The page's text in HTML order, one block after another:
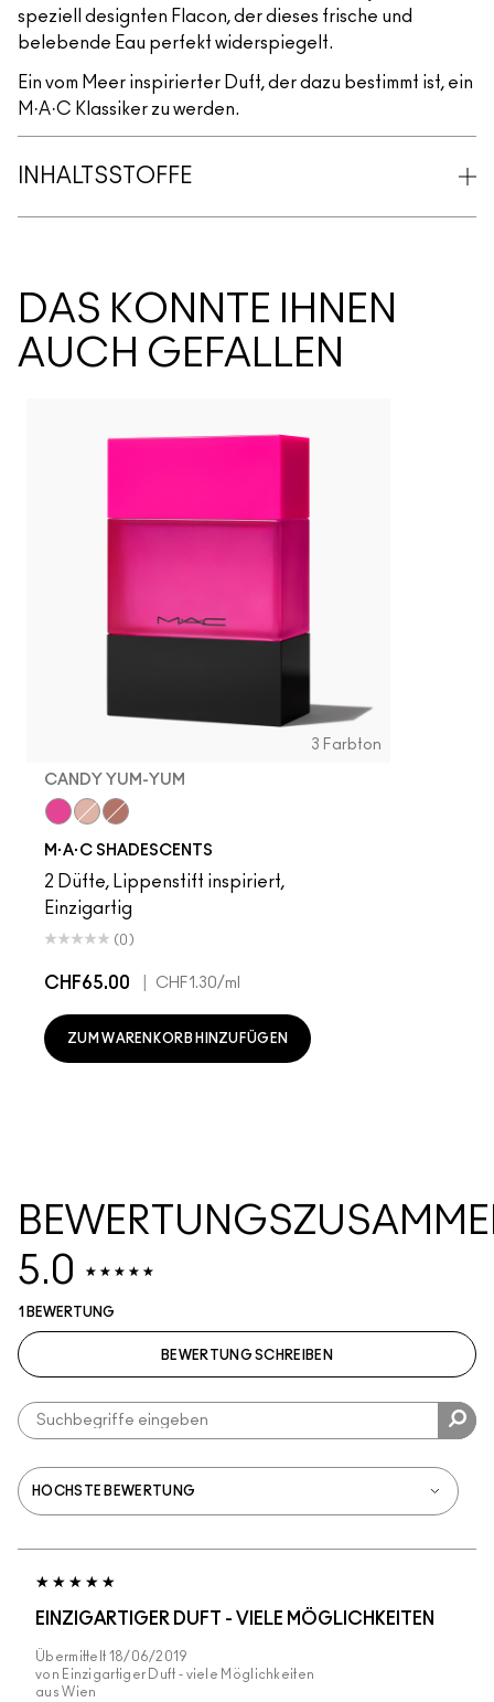
speziell designten Flacon, der dieses frische und
belebende Eau perfekt widerspiegelt.
Ein vom Meer inspirierter Duft, der dazu bestimmt ist, ein
M·A·C Klassiker zu werden.
INHALTSSTOFFE
DAS KÖNNTE IHNEN
AUCH GEFALLEN
3 Farbton
CANDY YUM-YUM
M·A·C SHADESCENTS
2 Düfte, Lippenstift inspiriert,
Einzigartig
(0)
CHF65.00 CHF1.30/ml
ZUM WARENKORB HINZUFÜGEN
5.0
1 BEWERTUNG
BEWERTUNG SCHREIBEN
EINZIGARTIGER DUFT - VIELE MÖGLICHKEITEN
Übermittelt 18/06/2019
von Einzigartiger Duft - viele Möglichkeiten
aus Wien